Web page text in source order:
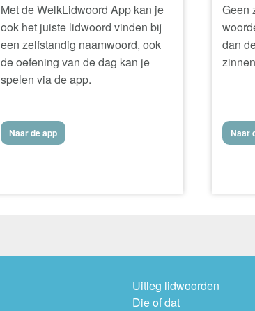
Met de WelkLidwoord App kan je
ook het juiste lidwoord vinden bij
een zelfstandig naamwoord, ook
de oefening van de dag kan je
spelen via de app.
Naar de app
Geen
dan
Naar
Uitleg lidwoorden
Die of dat